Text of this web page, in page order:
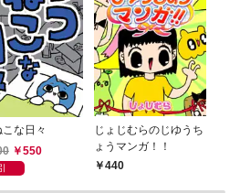
こな日々
550
じょじむらのじゆうち
ょうマンガ！！
440